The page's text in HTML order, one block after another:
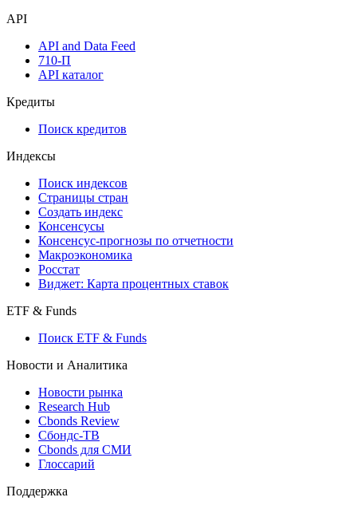
API
API and Data Feed
710-П
API каталог
Кредиты
Поиск кредитов
Индексы
Поиск индексов
Страницы стран
Создать индекс
Консенсусы
Консенсус-прогнозы по отчетности
Макроэкономика
Росстат
Виджет: Карта процентных ставок
ETF & Funds
Поиск ETF & Funds
Новости и Аналитика
Новости рынка
Research Hub
Cbonds Review
Сбондс-ТВ
Cbonds для СМИ
Глоссарий
Поддержка